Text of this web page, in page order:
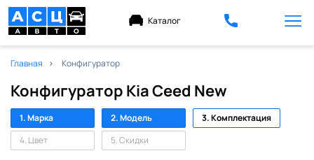
Каталог
Главная Конфигуратор
Конфигуратор Kia Ceed New
1. Марка 2. Модель
3. Комплектация
4. Цвет
5. Скидки